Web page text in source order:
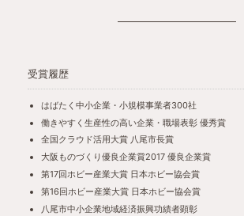
受賞履歴
はばたく中小企業・小規模事業者300社
働きやすく生産性の高い企業・職場表彰 優秀賞
全国クラウド活用大賞 八尾市長賞
大阪ものづくり優良企業賞2017 優良企業賞
第17回ホビー産業大賞 日本ホビー協会賞
第16回ホビー産業大賞 日本ホビー協会賞
八尾市中小企業地域経済振興功績者顕彰